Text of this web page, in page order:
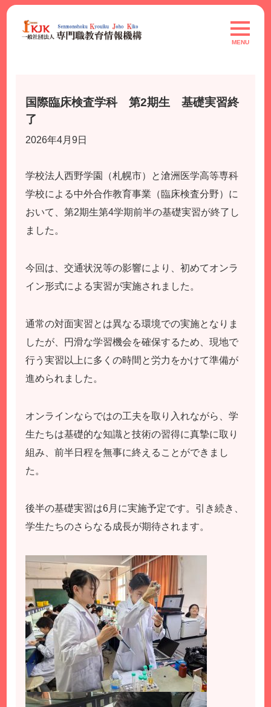
Skip
content
toggle
MENU
国際臨床検査学科 第2期生 基礎実習終
了
2026年4月9日
学校法人西野学園（札幌市）と滄洲医学高等専科
学校による中外合作教育事業（臨床検査分野）に
おいて、第2期生第4学期前半の基礎実習が終了し
ました。
今回は、交通状況等の影響により、初めてオンラ
イン形式による実習が実施されました。
通常の対面実習とは異なる環境での実施となりま
したが、円滑な学習機会を確保するため、現地で
行う実習以上に多くの時間と労力をかけて準備が
進められました。
オンラインならではの工夫を取り入れながら、学
生たちは基礎的な知識と技術の習得に真摯に取り
組み、前半日程を無事に終えることができまし
た。
後半の基礎実習は6月に実施予定です。引き続き、
学生たちのさらなる成長が期待されます。